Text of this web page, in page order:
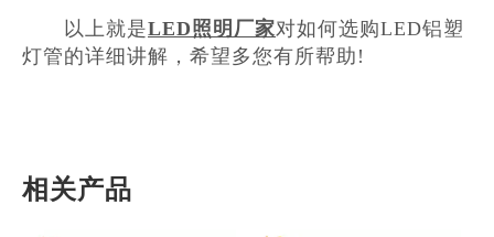
以上就是LED照明厂家对如何选购LED铝塑
灯管的详细讲解，希望多您有所帮助!
相关产品